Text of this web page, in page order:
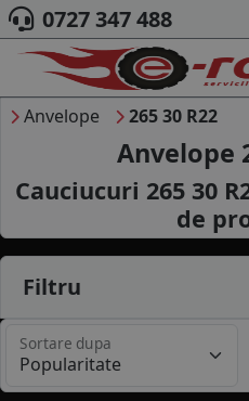
ACASA
DESPRE NOI
ANVELOPE
AUTO
CAMION
MOTO
MARCA
0727 347 488
Anvelope 265 30 R22
Anvelope
Cauciucuri 265 30
de
Filtru
Sortare dupa